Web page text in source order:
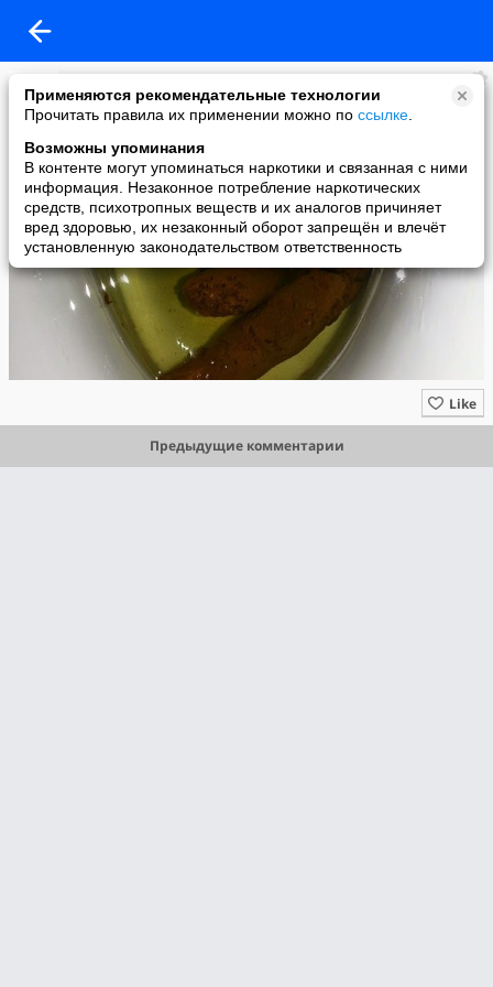
Применяются рекомендательные технологии
Прочитать правила их применении можно по ссылке
Возможны упоминания
В контенте могут упоминаться наркотики и связанная с ними
информация. Незаконное потребление наркотических
средств, психотропных веществ и их аналогов причиняет
вред здоровью, их незаконный оборот запрещён и влечёт
установленную законодательством ответственность
Авторская съёмка,монтаж видео!
added a photo
10 Nov в 00:42
Like
Предыдущие комментарии